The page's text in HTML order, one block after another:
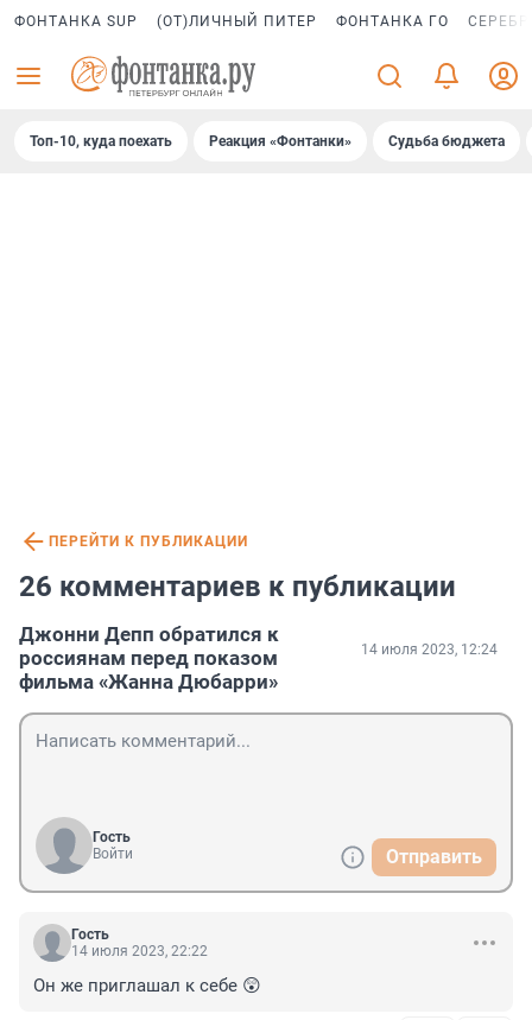
ФОНТАНКА SUP (ОТ)ЛИЧНЫЙ ПИТЕР ФОНТАНКА ГО
Топ-10, куда поехать Реакция «Фонтанки» Судьба бюджета
ПЕРЕЙТИ К ПУБЛИКАЦИИ
26 комментариев к публикации
Джонни Депп обратился к
россиянам перед показом
фильма «Жанна Дюбарри»
14 июля 2023, 12:24
Гость
Войти
Отправить
Гость
14 июля 2023, 22:22
Он же приглашал к себе 😲